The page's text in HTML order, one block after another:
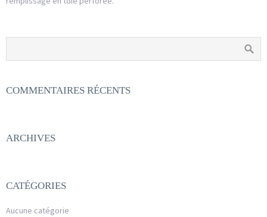
COMMENTAIRES RÉCENTS
ARCHIVES
CATÉGORIES
Aucune catégorie